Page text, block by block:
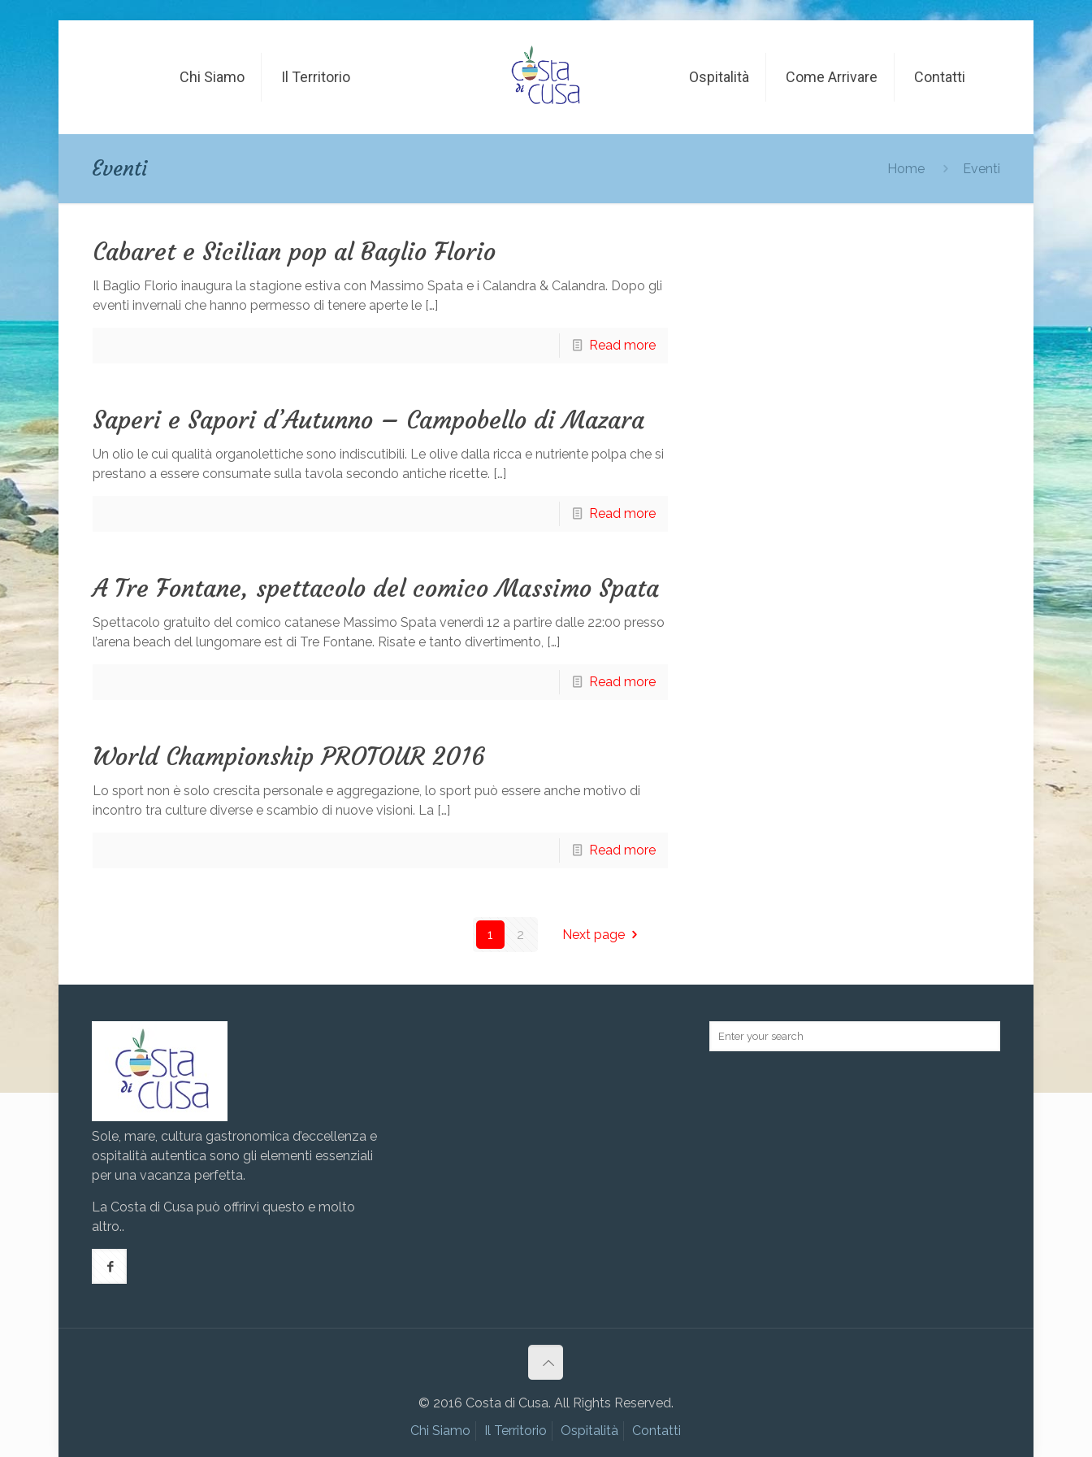
Chi Siamo Il Territorio Ospitalità Come Arrivare Contatti
Eventi Home Eventi
Cabaret e Sicilian pop al Baglio Florio
Il Baglio Florio inaugura la stagione estiva con Massimo Spata e i Calandra & Calandra. Dopo gli
eventi invernali che hanno permesso di tenere aperte le […]
Read more
Saperi e Sapori d’Autunno – Campobello di Mazara
Un olio le cui qualità organolettiche sono indiscutibili. Le olive dalla ricca e nutriente polpa che si
prestano a essere consumate sulla tavola secondo antiche ricette. […]
Read more
A Tre Fontane, spettacolo del comico Massimo Spata
Spettacolo gratuito del comico catanese Massimo Spata venerdì 12 a partire dalle 22:00 presso
l’arena beach del lungomare est di Tre Fontane. Risate e tanto divertimento, […]
Read more
World Championship PROTOUR 2016
Lo sport non è solo crescita personale e aggregazione, lo sport può essere anche motivo di
incontro tra culture diverse e scambio di nuove visioni. La […]
Read more
1 2 Next page
Sole, mare, cultura gastronomica d’eccellenza e
ospitalità autentica sono gli elementi essenziali
per una vacanza perfetta.
La Costa di Cusa può offrirvi questo e molto
altro..
© 2016 Costa di Cusa. All Rights Reserved.
Chi Siamo
Il Territorio Ospitalità Contatti